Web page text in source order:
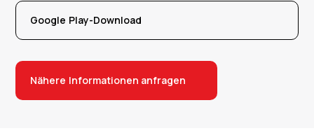
Google Play-Download
Nähere Informationen anfragen